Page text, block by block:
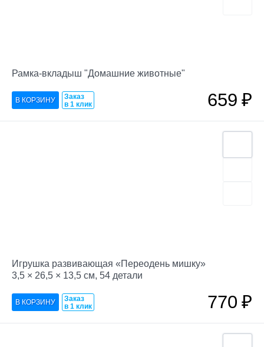
Рамка-вкладыш "Домашние животные"
Заказ
в 1 клик
659₽
Игрушка развивающая «Переодень мишку»
3,5 × 26,5 × 13,5 см, 54 детали
Заказ
в 1 клик
770₽